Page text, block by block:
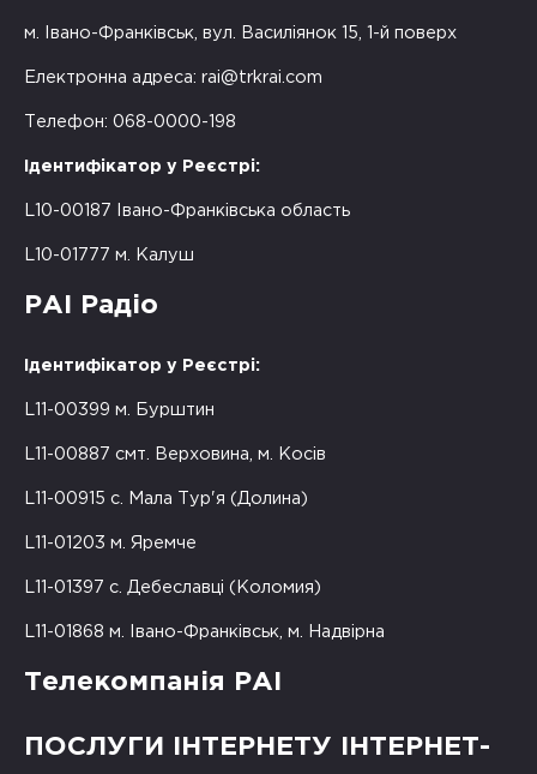
м. Івано-Франківськ, вул. Василіянок 15, 1-й поверх
Електронна адреса: rai@trkrai.com
Телефон: 068-0000-198
Ідентифікатор у Реєстрі:
L10-00187 Івано-Франківська область
L10-01777 м. Калуш
РАІ Радіо
Ідентифікатор у Реєстрі:
L11-00399 м. Бурштин
L11-00887 смт. Верховина, м. Косів
L11-00915 с. Мала Тур'я (Долина)
L11-01203 м. Яремче
L11-01397 с. Дебеславці (Коломия)
L11-01868 м. Івано-Франківськ, м. Надвірна
Телекомпанія РАІ
ПОСЛУГИ ІНТЕРНЕТУ ІНТЕРНЕТ-